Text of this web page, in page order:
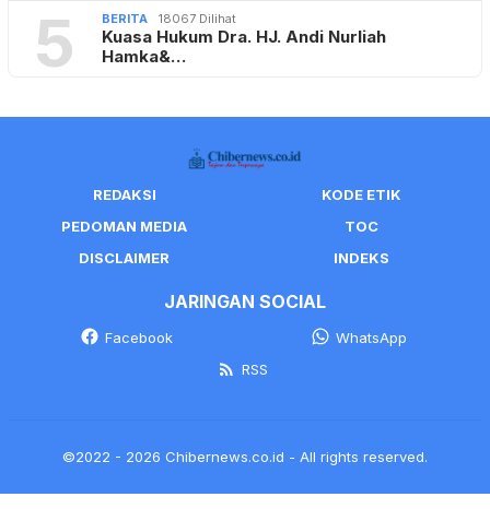
5 BERITA 18067 Dilihat
Kuasa Hukum Dra. HJ. Andi Nurliah
Hamka&…
REDAKSI
KODE ETIK
PEDOMAN MEDIA
TOC
DISCLAIMER
INDEKS
JARINGAN SOCIAL
Facebook
WhatsApp
RSS
©2022 - 2026 Chibernews.co.id - All rights reserved.